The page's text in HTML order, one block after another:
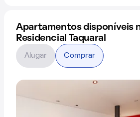
Apartamentos disponíveis
Residencial Taquaral
Alugar Comprar